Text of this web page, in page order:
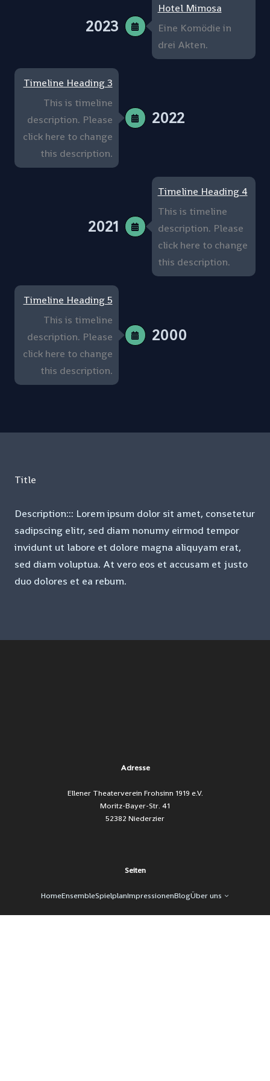
Hotel Mimosa
Eine Komödie in
drei Akten.
2023
Timeline Heading 3
This is timeline
description. Please
click here to change
this description.
2022
Timeline Heading 4
This is timeline
description. Please
click here to change
this description.
2021
Timeline Heading 5
This is timeline
description. Please
click here to change
this description.
2000
Title
Description::: Lorem ipsum dolor sit amet, consetetur
sadipscing elitr, sed diam nonumy eirmod tempor
invidunt ut labore et dolore magna aliquyam erat,
sed diam voluptua. At vero eos et accusam et justo
duo dolores et ea rebum.
Adresse
Ellener Theaterverein Frohsinn 1919 e.V.
Moritz-Bayer-Str. 41
52382 Niederzier
Seiten
HomeEnsembleSpielplanImpressionenBlogÜber uns